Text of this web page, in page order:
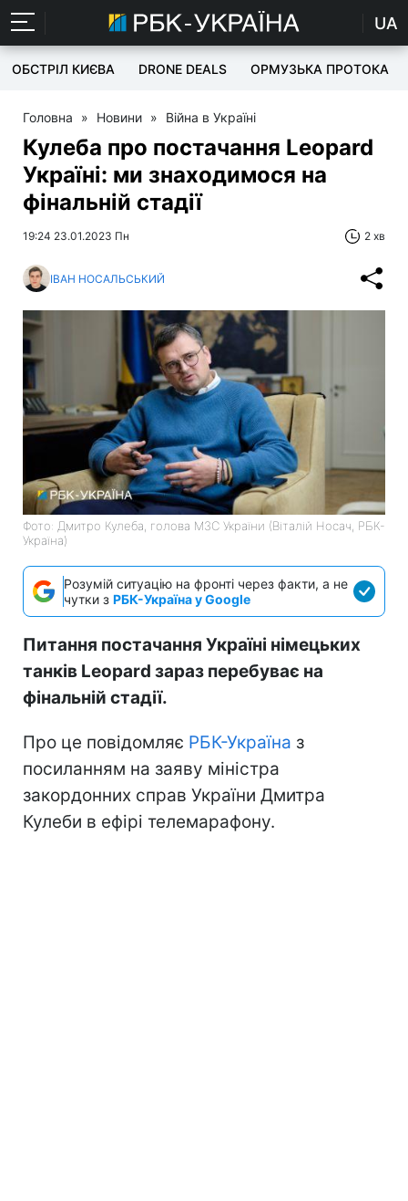
UA
ОБСТРІЛ КИЄВА DRONE DEALS ОРМУЗЬКА ПРОТОКА
Головна » Новини » Війна в Україні
Кулеба про постачання Leopard
Україні: ми знаходимося на
фінальній стадії
19:24 23.01.2023 Пн 2 хв
ІВАН НОСАЛЬСЬКИЙ
Фото: Дмитро Кулеба, голова МЗС України (Віталій Носач, РБК-
Україна)
Розумій ситуацію на фронті через факти, а не
чутки з РБК-Україна у Google
Питання постачання Україні німецьких
танків Leopard зараз перебуває на
фінальній стадії.
Про це повідомляє РБК-Україна з
посиланням на заяву міністра
закордонних справ України Дмитра
Кулеби в ефірі телемарафону.